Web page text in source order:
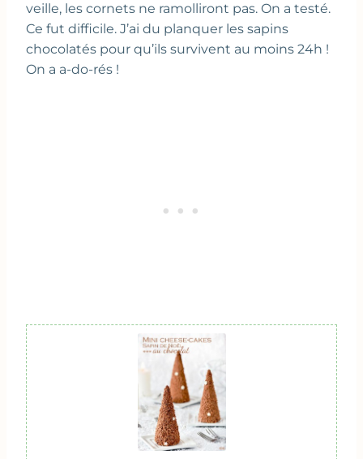
veille, les cornets ne ramolliront pas. On a testé.
Ce fut difficile. J’ai du planquer les sapins
chocolatés pour qu’ils survivent au moins 24h !
On a a-do-rés !